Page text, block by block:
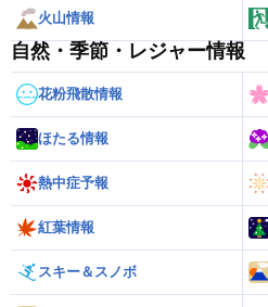
火山情報
自然・季節・レジャー情報
花粉飛散情報
ほたる情報
熱中症予報
紅葉情報
スキー＆スノボ